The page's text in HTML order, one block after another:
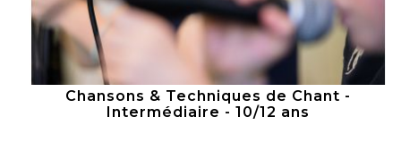
Chansons & Techniques de Chant -
Intermédiaire - 10/12 ans